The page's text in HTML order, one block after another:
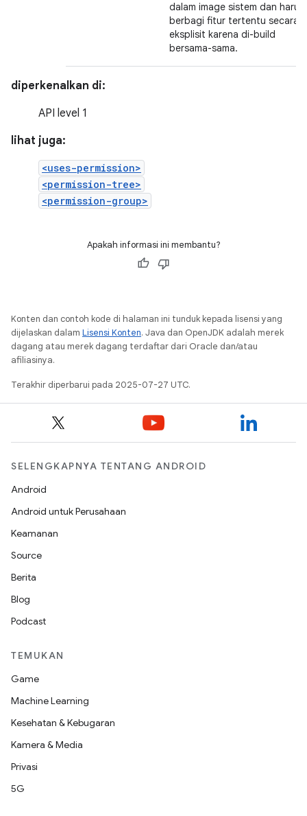
dalam image sistem dan harus
berbagi fitur tertentu secara
eksplisit karena di-build
bersama-sama.
diperkenalkan di:
API level 1
lihat juga:
<uses-permission>
<permission-tree>
<permission-group>
Apakah informasi ini membantu?
Konten dan contoh kode di halaman ini tunduk kepada lisensi yang
dijelaskan dalam Lisensi Konten. Java dan OpenJDK adalah merek
dagang atau merek dagang terdaftar dari Oracle dan/atau
afiliasinya.
Terakhir diperbarui pada 2025-07-27 UTC.
SELENGKAPNYA TENTANG ANDROID
Android
Android untuk Perusahaan
Keamanan
Source
Berita
Blog
Podcast
TEMUKAN
Game
Machine Learning
Kesehatan & Kebugaran
Kamera & Media
Privasi
5G